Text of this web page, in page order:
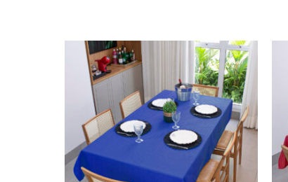
original
era:
R$ 59,90.
O
preço
atual
é:
R$ 34,90.